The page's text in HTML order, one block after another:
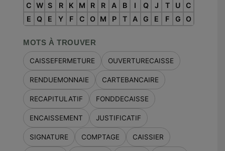
C W S R K M R R A B I Q J T U
C
E
Q E Y F C O M P T A G E F G O
MOTS À TROUVER
CAISSEFERMETURE OUVERTURECAISSE
RENDUEMONNAIE CARTEBANCAIRE
RECAPITULATIF FONDDECAISSE
ENCAISSEMENT JUSTIFICATIF
SIGNATURE COMPTAGE CAISSIER